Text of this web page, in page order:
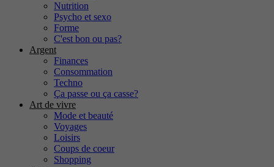
Nutrition
Psycho et sexo
Forme
C'est bon ou pas?
Argent
Finances
Consommation
Techno
Ça passe ou ça casse?
Art de vivre
Mode et beauté
Voyages
Loisirs
Coups de coeur
Shopping